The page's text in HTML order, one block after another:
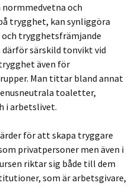
och
trygghet, kan synliggöra
trygghetsfrämjande
därför särskild tonvikt vid
även för
Man tittar bland annat
toaletter,
i arbetslivet.
för att skapa tryggare
privatpersoner men även i
riktar sig både till dem
som är arbetsgivare,